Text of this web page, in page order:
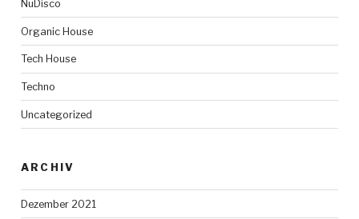
NuDisco
Organic House
Tech House
Techno
Uncategorized
ARCHIV
Dezember 2021